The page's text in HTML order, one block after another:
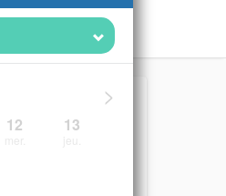
>
12 13